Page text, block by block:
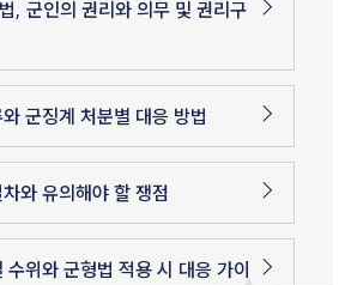
, 군인의 권리와 의무 및 권리구
군징계 처분별 대응 방법
와 유의해야 할 쟁점
수위와 군형법 적용 시 대응 가이